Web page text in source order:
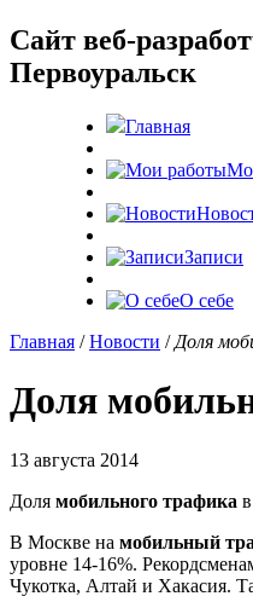
Cайт веб-
Первоуральск
Главная
Записи
О себе
Главная /Новости / Доля
Доля
13 августа 2014
Доля мобильного трафика
В Москве на мобильный
уровне 14-16%.
Чукотка, Алтай и Хакасия.